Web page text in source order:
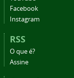
Facebook
Instagram
RSS
O que é?
Assine